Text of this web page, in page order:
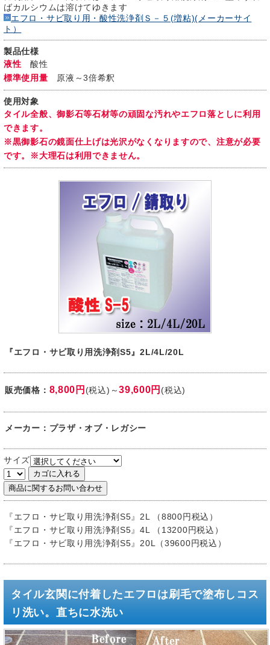
ばカルシウムは溶けてゆきます
エフロ・サビ取り用・酸性洗浄剤Ｓ－５(増粘)(メーカーサイ
ト）
製品仕様
液性 酸性
標準使用量 原液～3倍希釈
使用対象
タイル全般、御影石等石材等の頑固な汚れやエフロ落としに利用
できます。
※黒御影石の鏡面仕上げは光沢がなくなりますので、注意が必要
です。※大理石は利用できません。
『エフロ・サビ取り用洗浄剤S5』2L/4L/20L
販売価格： 8,800円 (税込)～39,600円 (税込)
メーカー：プラザ・オブ・レガシー
サイズ
『エフロ・サビ取り用洗浄剤S5』2L （8800円税込）
『エフロ・サビ取り用洗浄剤S5』4L （13200円税込）
『エフロ・サビ取り用洗浄剤S5』20L（39600円税込）
タイル玄関に付着したエフロは刷毛で塗布しコス
リ洗い。直ちに水洗い